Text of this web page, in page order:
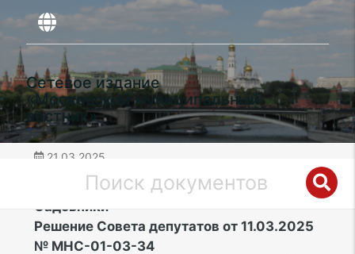
Сетевое издание
«Московский муниципальный
вестник»
21.03.2025
ЮАО | Муниципальный округ Нагатино-
Садовники
Решение Совета депутатов от 11.03.2025
№ МНС-01-03-34